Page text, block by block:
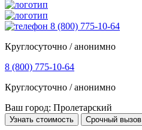
8 (800) 775-10-64
Круглосуточно / анонимно
8 (800) 775-10-64
Круглосуточно / анонимно
Ваш город: Пролетарский
Узнать стоимость Срочный вызов